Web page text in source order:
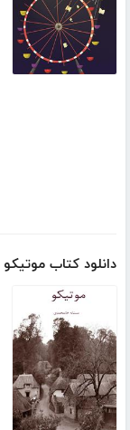
دانلود کتاب موتیکو